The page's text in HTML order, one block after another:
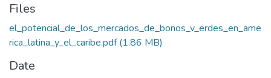
Files
el_potencial_de_los_mercados_de_bonos_v_erdes_en_ame
rica_latina_y_el_caribe.pdf(1.86 MB)
Date